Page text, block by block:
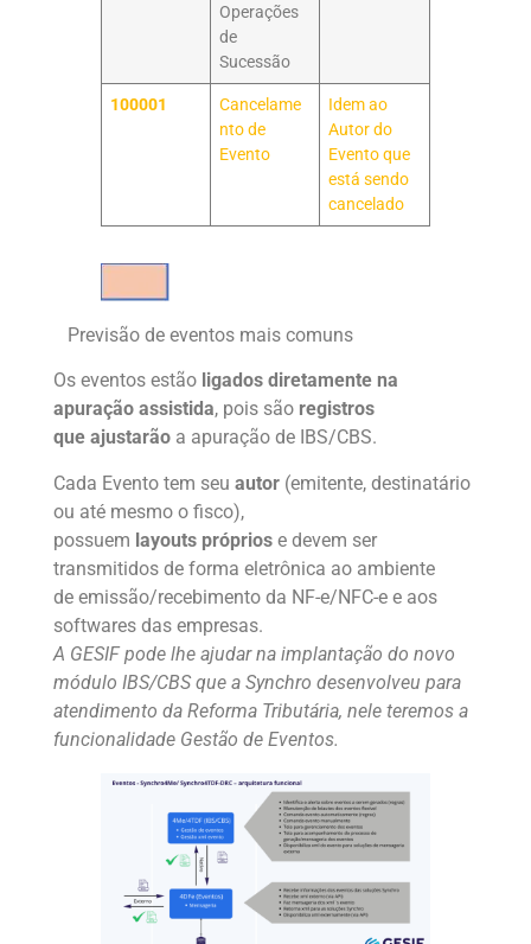
Operações
de
Sucessão
100001
Cancelame
nto de
Evento
Idem ao
Autor do
Evento que
está sendo
cancelado
Previsão de eventos mais comuns
Os eventos estão ligados diretamente na
apuração assistida, pois são registros
que ajustarão a apuração de IBS/CBS.
Cada Evento tem seu autor (emitente, destinatário
ou até mesmo o fisco),
possuem layouts próprios e devem ser
transmitidos de forma eletrônica ao ambiente
de emissão/recebimento da NF-e/NFC-e e aos
softwares das empresas.
A GESIF pode lhe ajudar na implantação do novo
módulo IBS/CBS que a Synchro desenvolveu para
atendimento da Reforma Tributária, nele teremos a
funcionalidade Gestão de Eventos.